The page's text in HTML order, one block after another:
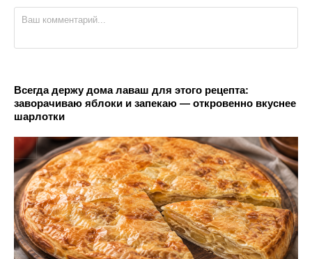
Всегда держу дома лаваш для этого рецепта:
заворачиваю яблоки и запекаю — откровенно вкуснее
шарлотки